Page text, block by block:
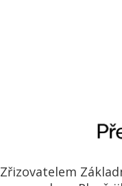
Zřizovatelem